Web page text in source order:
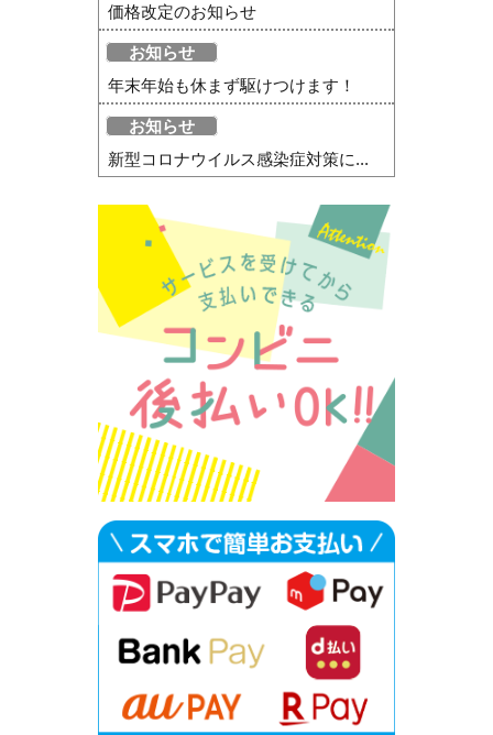
価格改定のお知らせ
お知らせ
年末年始も休まず駆けつけます！
お知らせ
新型コロナウイルス感染症対策に...